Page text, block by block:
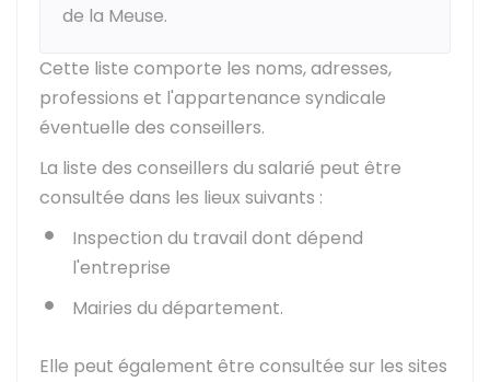
de la Meuse.
Cette liste comporte les noms, adresses,
professions et l'appartenance syndicale
éventuelle des conseillers.
La liste des conseillers du salarié peut être
consultée dans les lieux suivants :
Inspection du travail dont dépend
l'entreprise
Mairies du département.
Elle peut également être consultée sur les sites